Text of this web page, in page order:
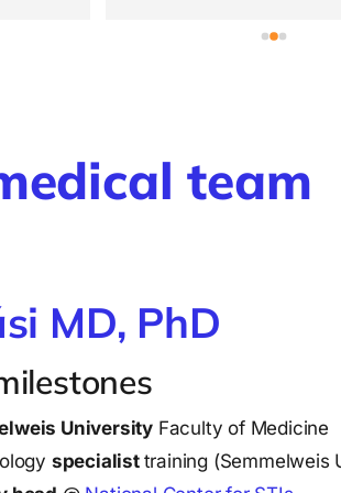
hamarabb is sorra
team
MD, PhD
University Faculty of Medicine
specialist training (Semmelweis